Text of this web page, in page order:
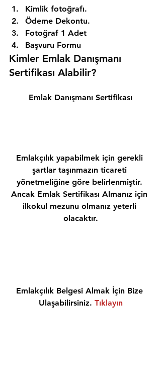
Kimlik fotoğrafı.
Ödeme Dekontu.
Fotoğraf 1 Adet
Başvuru Formu
Kimler Emlak Danışmanı
Sertifikası Alabilir?
Emlak Danışmanı Sertifikası
Emlakçılık yapabilmek için gerekli
şartlar taşınmazın ticareti
yönetmeliğine göre belirlenmiştir.
Ancak Emlak Sertifikası Almanız için
ilkokul mezunu olmanız yeterli
olacaktır.
Emlakçılık Belgesi Almak İçin Bize
Ulaşabilirsiniz. Tıklayın